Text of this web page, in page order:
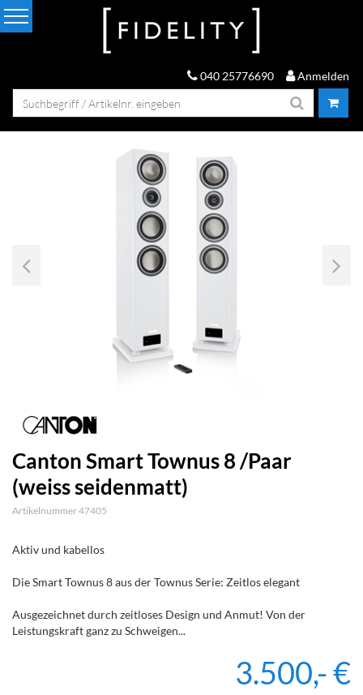
040 25776690 Anmelden
Canton Smart Townus 8 /Paar
(weiss seidenmatt)
Artikelnummer 47405
Aktiv und kabellos
Die Smart Townus 8 aus der Townus Serie: Zeitlos elegant
Ausgezeichnet durch zeitloses Design und Anmut! Von der
Leistungskraft ganz zu Schweigen...
3.500,- €